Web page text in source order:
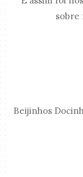
sobre
Beijinhos